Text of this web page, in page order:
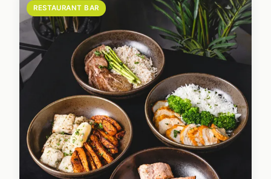
RESTAURANT BAR